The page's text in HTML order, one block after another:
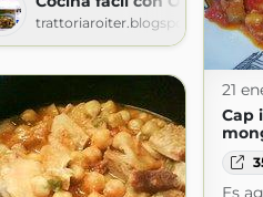
trattoriaroiter.blogspot.com
21
Cap
Es